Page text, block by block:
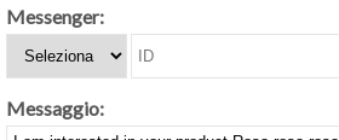
Messenger:
Messaggio: